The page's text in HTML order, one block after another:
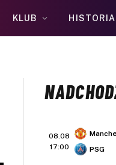
KLUB HISTORIA
08.08
17:00
PSG